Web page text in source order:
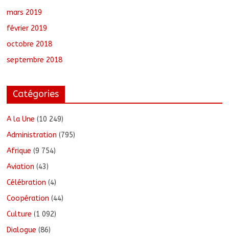
mars 2019
février 2019
octobre 2018
septembre 2018
Catégories
A la Une (10 249)
Administration (795)
Afrique (9 754)
Aviation (43)
Célébration (4)
Coopération (44)
Culture (1 092)
Dialogue (86)